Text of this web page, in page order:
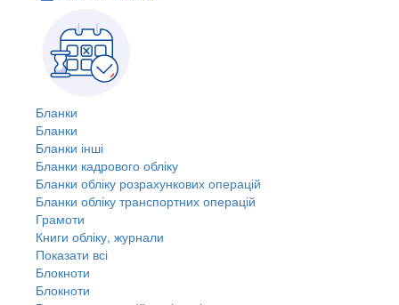
Бланки
Бланки
Бланки інші
Бланки кадрового обліку
Бланки обліку розрахункових операцій
Бланки обліку транспортних операцій
Грамоти
Книги обліку, журнали
Показати всі
Блокноти
Блокноти